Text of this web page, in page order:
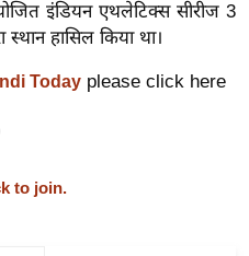
इंडियन एथलेटिक्स सीरीज 3
हासिल किया था।
Today please click here
to join.